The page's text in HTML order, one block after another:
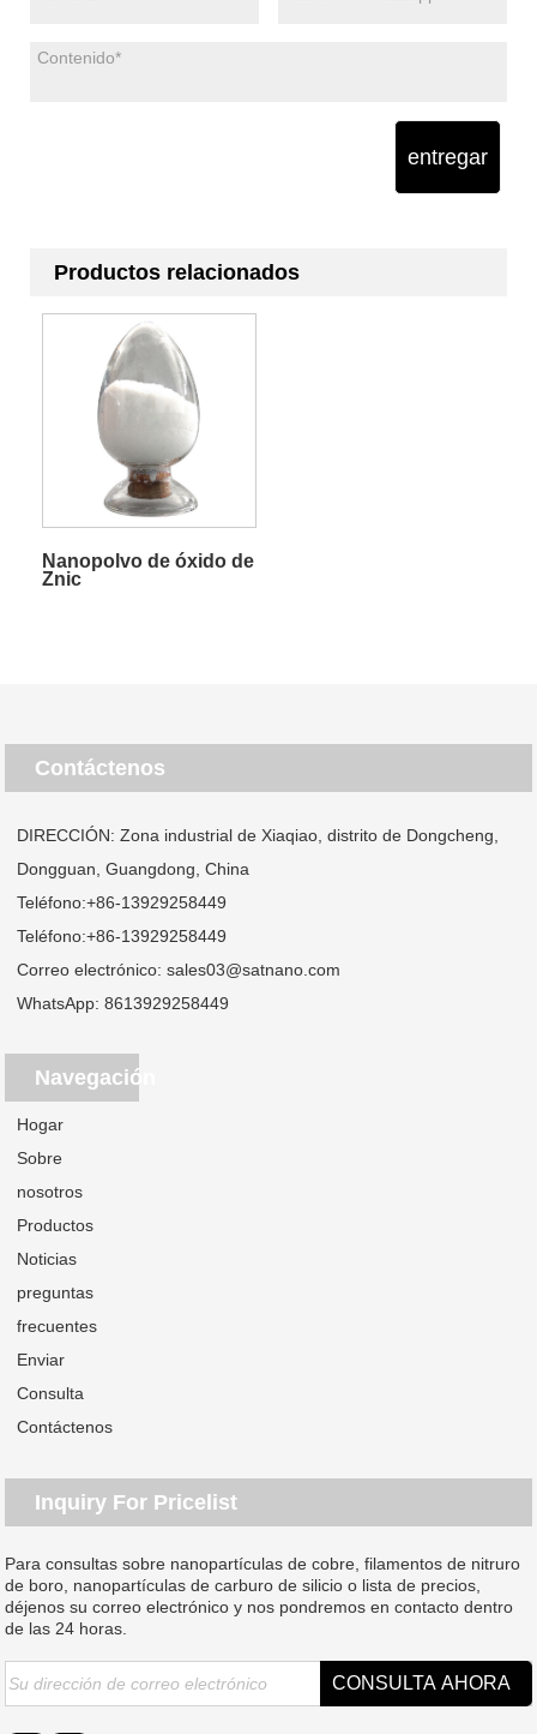
entregar
Productos relacionados
Nanopolvo de óxido de
Znic
Contáctenos
DIRECCIÓN: Zona industrial de Xiaqiao, distrito de Dongcheng,
Dongguan, Guangdong, China
Teléfono:+86-13929258449
Teléfono:+86-13929258449
Correo electrónico:sales03@satnano.com
WhatsApp:8613929258449
Navegación
Hogar
Sobre
nosotros
Productos
Noticias
preguntas
frecuentes
Enviar
Consulta
Contáctenos
Inquiry For Pricelist
Para consultas sobre nanopartículas de cobre, filamentos de nitruro
de boro, nanopartículas de carburo de silicio o lista de precios,
déjenos su correo electrónico y nos pondremos en contacto dentro
de las 24 horas.